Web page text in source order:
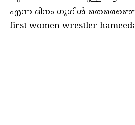
എന്ന ദിനം ഗൂഗിൾ
first women wrestler